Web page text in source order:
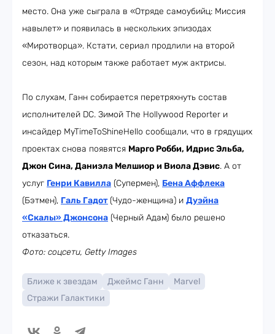
место. Она уже сыграла в «Отряде самоубийц: Миссия
навылет» и появилась в нескольких эпизодах
«Миротворца». Кстати, сериал продлили на второй
сезон, над которым также работает муж актрисы.
По слухам, Ганн собирается перетряхнуть состав
исполнителей DC. Зимой The Hollywood Reporter и
инсайдер MyTimeToShineHello сообщали, что в грядущих
проектах снова появятся Марго Робби, Идрис Эльба,
Джон Сина, Даниэла Мелшиор и Виола Дэвис. А от
услуг Генри Кавилла (Супермен), Бена Аффлека
(Бэтмен), Галь Гадот(Чудо-женщина) и Дуэйна
«Скалы» Джонсона (Черный Адам) было решено
отказаться.
Фото: соцсети, Getty Images
Ближе к звездам Джеймс Ганн
Marvel
Стражи Галактики